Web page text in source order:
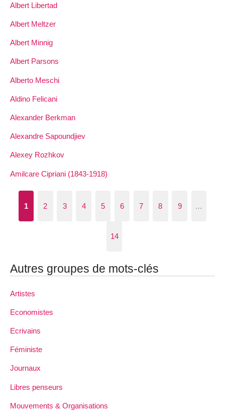
Albert Libertad
Albert Meltzer
Albert Minnig
Albert Parsons
Alberto Meschi
Aldino Felicani
Alexander Berkman
Alexandre Sapoundjiev
Alexey Rozhkov
Amilcare Cipriani (1843-1918)
1 2 3 4 5 6 7 8 9 …
14
Autres groupes de mots-clés
Artistes
Economistes
Ecrivains
Féministe
Journaux
Libres penseurs
Mouvements & Organisations